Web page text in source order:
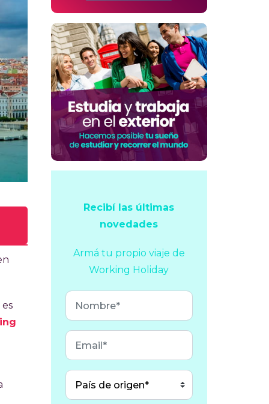
Recibí las últimas
novedades
Armá tu propio viaje de
Working Holiday